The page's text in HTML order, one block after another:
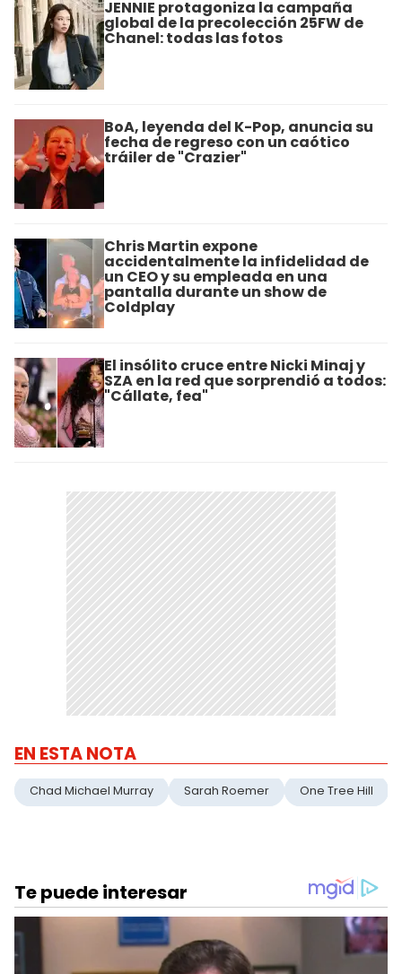
JENNIE protagoniza la campaña
global de la precolección 25FW de
Chanel: todas las fotos
BoA, leyenda del K-Pop, anuncia su
fecha de regreso con un caótico
tráiler de "Crazier"
Chris Martin expone
accidentalmente la infidelidad de
un CEO y su empleada en una
pantalla durante un show de
Coldplay
El insólito cruce entre Nicki Minaj y
SZA en la red que sorprendió a todos:
"Cállate, fea"
EN ESTA NOTA
Chad Michael Murray Sarah Roemer One Tree Hill